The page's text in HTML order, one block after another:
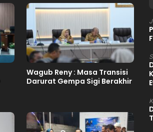
Wagub Reny : Masa Transisi
Darurat Gempa Sigi Berakhir